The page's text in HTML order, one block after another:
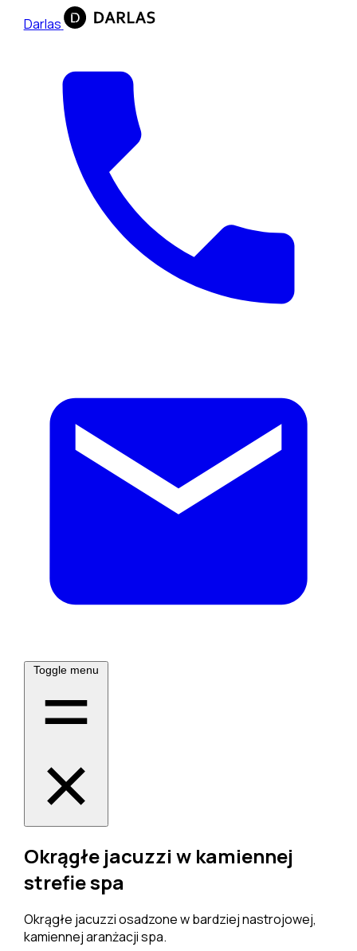
Darlas
Toggle menu
Okrągłe jacuzzi w kamiennej
strefie spa
Okrągłe jacuzzi osadzone w bardziej nastrojowej,
kamiennej aranżacji spa.